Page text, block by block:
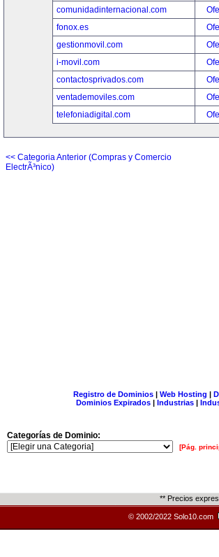
comunidadinternacional.com
fonox.es
gestionmovil.com
i-movil.com
contactosprivados.com
ventademoviles.com
telefoniadigital.com
<< Categoria Anterior (Compras y Comercio
ElectrÃ³nico)
Registro de Dominios| Web Hosting |
Dominios Expirados | Industrias |
Categorías de Dominio:
[Pág.
** Precios
© 2002/2022 Solo10.com